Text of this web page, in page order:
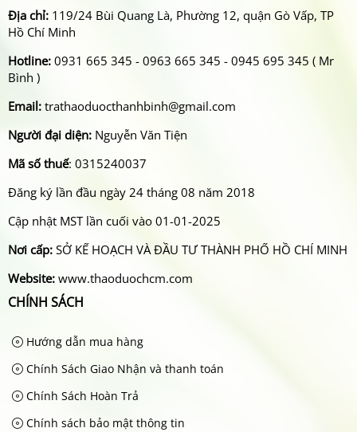
Địa chỉ: 119/24 Bùi Quang Là, Phường 12, quận Gò Vấp, TP
Hồ Chí Minh
Hotline: 0931 665 345 - 0963 665 345 - 0945 695 345 ( Mr
Bình )
Email: trathaoduocthanhbinh@gmail.com
Người đại diện: Nguyễn Văn Tiện
Mã số thuế: 0315240037
Đăng ký lần đầu ngày 24 tháng 08 năm 2018
Cập nhật MST lần cuối vào 01-01-2025
Nơi cấp: SỞ KẾ HOẠCH VÀ ĐẦU TƯ THÀNH PHỐ HỒ CHÍ MINH
Website: www.thaoduochcm.com
CHÍNH SÁCH
Hướng dẫn mua hàng
Chính Sách Giao Nhận và thanh toán
Chính Sách Hoàn Trả
Chính sách bảo mật thông tin